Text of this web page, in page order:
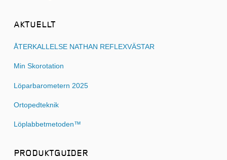
AKTUELLT
ÅTERKALLELSE NATHAN REFLEXVÄSTAR
Min Skorotation
Löparbarometern 2025
Ortopedteknik
Löplabbetmetoden™
PRODUKTGUIDER